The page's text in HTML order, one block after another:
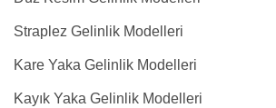
Straplez Gelinlik Modelleri
Kare Yaka Gelinlik Modelleri
Kayık Yaka Gelinlik Modelleri